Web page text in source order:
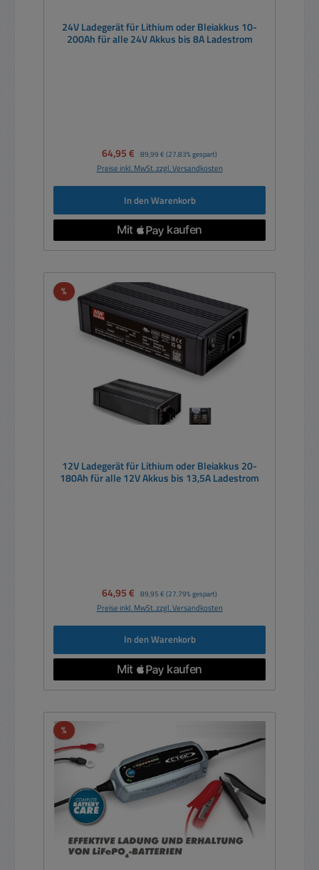
24V Ladegerät für Lithium oder Bleiakkus 10-
200Ah für alle 24V Akkus bis 8A Ladestrom
Verkaufspreis:
64,95 € Regulärer Preis:
89,99 € (27.83% gespart)
Preise inkl. MwSt. zzgl. Versandkosten
In den Warenkorb
%Rabatt
12V Ladegerät für Lithium oder Bleiakkus 20-
180Ah für alle 12V Akkus bis 13,5A Ladestrom
Verkaufspreis:
64,95 € Regulärer Preis:
89,95 € (27.79% gespart)
Preise inkl. MwSt. zzgl. Versandkosten
In den Warenkorb
%Rabatt